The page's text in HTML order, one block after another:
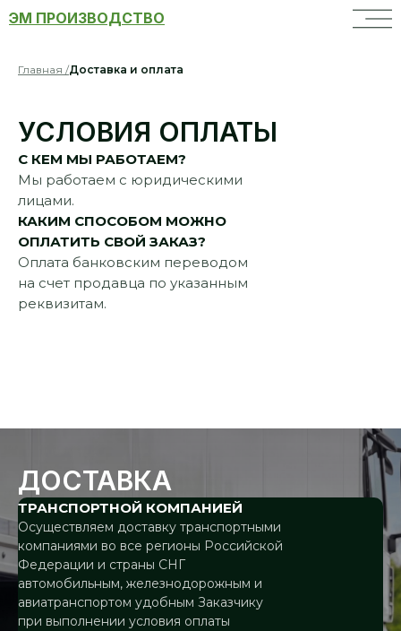
ЭМ ПРОИЗВОДСТВО
Главная /Доставка и оплата
УСЛОВИЯ ОПЛАТЫ
С КЕМ МЫ РАБОТАЕМ?
Мы работаем с юридическими
лицами.
КАКИМ СПОСОБОМ МОЖНО
ОПЛАТИТЬ СВОЙ ЗАКАЗ?
Оплата банковским переводом
на счет продавца по указанным
реквизитам.
ДОСТАВКА
ТРАНСПОРТНОЙ КОМПАНИЕЙ
Осуществляем доставку транспортными
компаниями во все регионы Российской
Федерации и страны СНГ
автомобильным, железнодорожным и
авиатранспортом удобным Заказчику
при выполнении условия оплаты